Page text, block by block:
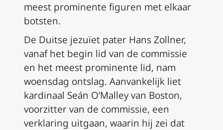
meest prominente figuren met elkaar
botsten.
De Duitse jezuïet pater Hans Zollner,
vanaf het begin lid van de commissie
en het meest prominente lid, nam
woensdag ontslag. Aanvankelijk liet
kardinaal Seán O’Malley van Boston,
voorzitter van de commissie, een
verklaring uitgaan, waarin hij zei dat